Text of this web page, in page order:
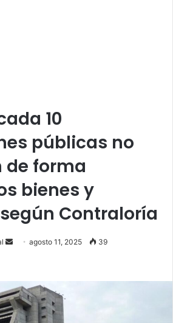
10
públicas no
de forma
bienes y
Contraloría
Sendagosto 11, 2025 39